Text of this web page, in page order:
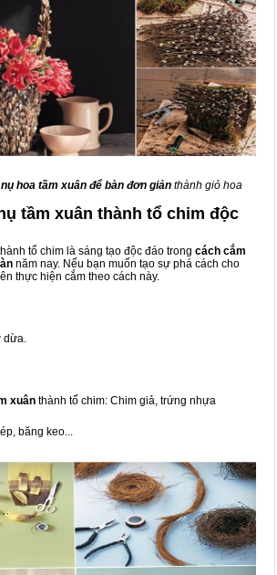
hoa tầm xuân để bàn đơn giản thành giỏ hoa
tầm xuân thành tổ chim độc
tổ chim là sáng tạo độc đáo trong cách cắm
năm nay. Nếu bạn muốn tạo sự phá cách cho
thực hiện cắm theo cách này.
dừa.
xuân thành tổ chim: Chim giả, trứng nhựa
băng keo...